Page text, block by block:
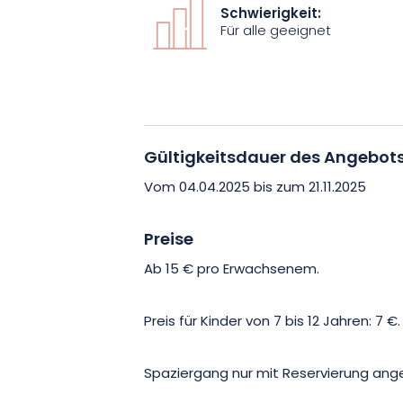
Packen Sie Ihre Wanderschuhe ein,
oder unter Naturbegeisterten erleben
jetzt Ihren Platz!
Schwierigkeit:
Für alle geeignet
Gültigkeitsdauer des
Vom 04.04.2025 bis zum 21.11.2025
Preise
Ab 15 € pro Erwachsenem.
Preis für Kinder von 7 bis 12 Jahren: 7 €.
Spaziergang nur mit Reservierung